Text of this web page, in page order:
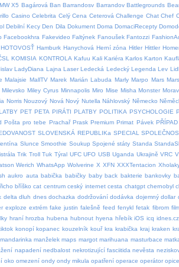
X5 Bagárová Ban Barrandosv Barrandov Battlegrounds
Casino Celebrita Celý Cena Ceterová Challenge Chat Chef
Debilní Kecy Den Dila Dokument Doma DomaciRecepty
Facebookhra Fakevideo Faltýnek Fanoušek Fantozzi
HOTOVOSŤ Hamburk Hanychová Herní zóna Hitler Hittler
KOMISIA KONTROLA Kafuu Kali Kariéra Karlos Karton
LadyDiana Lajna Laser Ledecká Ledecký Legenda Lev Lidl
Malajsie MallTV Marek Marián Labuda Marly Marpo Mars
Milevsko Miley Cyrus Minnapolis Miro Mise Misha Monster
Norris Nouzový Nová Nový Nutella Náhlovský Německo
PET PETA PIRÁTI PLATBY POLITIKA PSYCHOLOGIE
Pošta pro tebe Prachař Prask Premium Primat Pávek PŘÍPAD
SLOVENSKÁ REPUBLIKa SPECIAL
Slunce Smoothie Soukup Spojené státy Standa
Trik Troll Tuk Týral UFC UFO USB Uganda Ukrajině VRC
Werich WhatsApp Wolverine X XFN XXXTentacion
aukro auta babička babičky baby back bakterie bankovky
bříško cat centrum ceský internet cesta chatgpt chernobyl
delta dluh dnes dochazka dodržování dodávka dojemný dollar
exploze extrém fake justin falešně feed fenykl fetak fibrom
hraní hrozba hubena hubnout hyena hřebík iOS icq idnes.cz
konopí kopanec kouzelník kouř kra krabička kraj kraken
mandarinka manželek maps margot marihuana masturbace
napadení nedbalost nekrotizující fasciitida nevěsta
oko omezení ondy ondy mikula opatření operace operátor opice